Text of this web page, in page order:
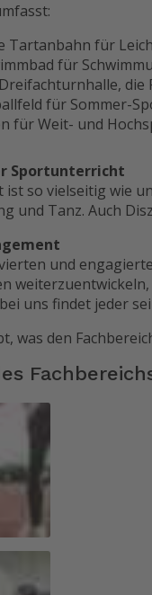
Tartanbahn für
für
für Sommer-
für Weit- und
Sportunterricht
so vielseitig wie
und Tanz. Auch
und
uns findet jeder
was den